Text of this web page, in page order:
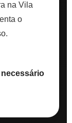
na Vila
o